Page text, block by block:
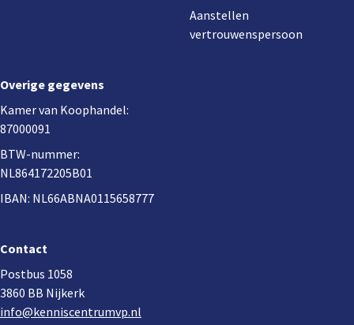
Aanstellen
vertrouwenspersoon
Overige gegevens
Kamer van Koophandel:
87000091
BTW-nummer:
NL864172205B01
IBAN: NL66ABNA0115658777
Contact
Postbus 1058
3860 BB Nijkerk
info@kenniscentrumvp.nl